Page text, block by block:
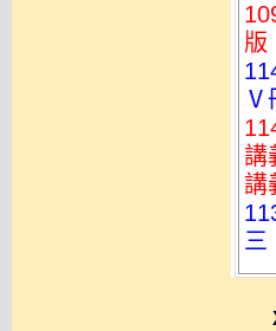
版
Ⅴ
講
講
三
XYZ